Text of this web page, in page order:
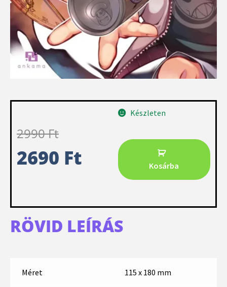
2990Ft
2690 Ft
Készleten
Kosárba
RÖVID LEÍRÁS
Méret 115 x 180 mm